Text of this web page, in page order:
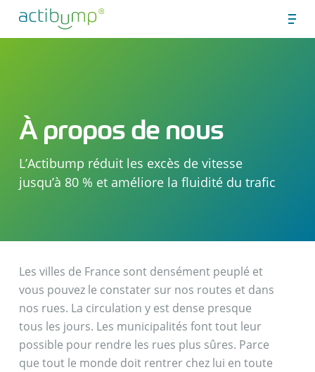
À propos de nous
L’Actibump réduit les excès de vitesse
jusqu’à 80 % et améliore la fluidité du trafic
Les villes de France sont densément peuplé et
vous pouvez le constater sur nos routes et dans
nos rues. La circulation y est dense presque
tous les jours. Les municipalités font tout leur
possible pour rendre les rues plus sûres. Parce
que tout le monde doit rentrer chez lui en toute